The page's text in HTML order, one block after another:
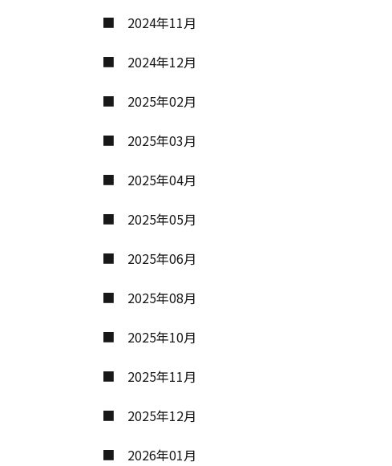
2024年11月
2024年12月
2025年02月
2025年03月
2025年04月
2025年05月
2025年06月
2025年08月
2025年10月
2025年11月
2025年12月
2026年01月